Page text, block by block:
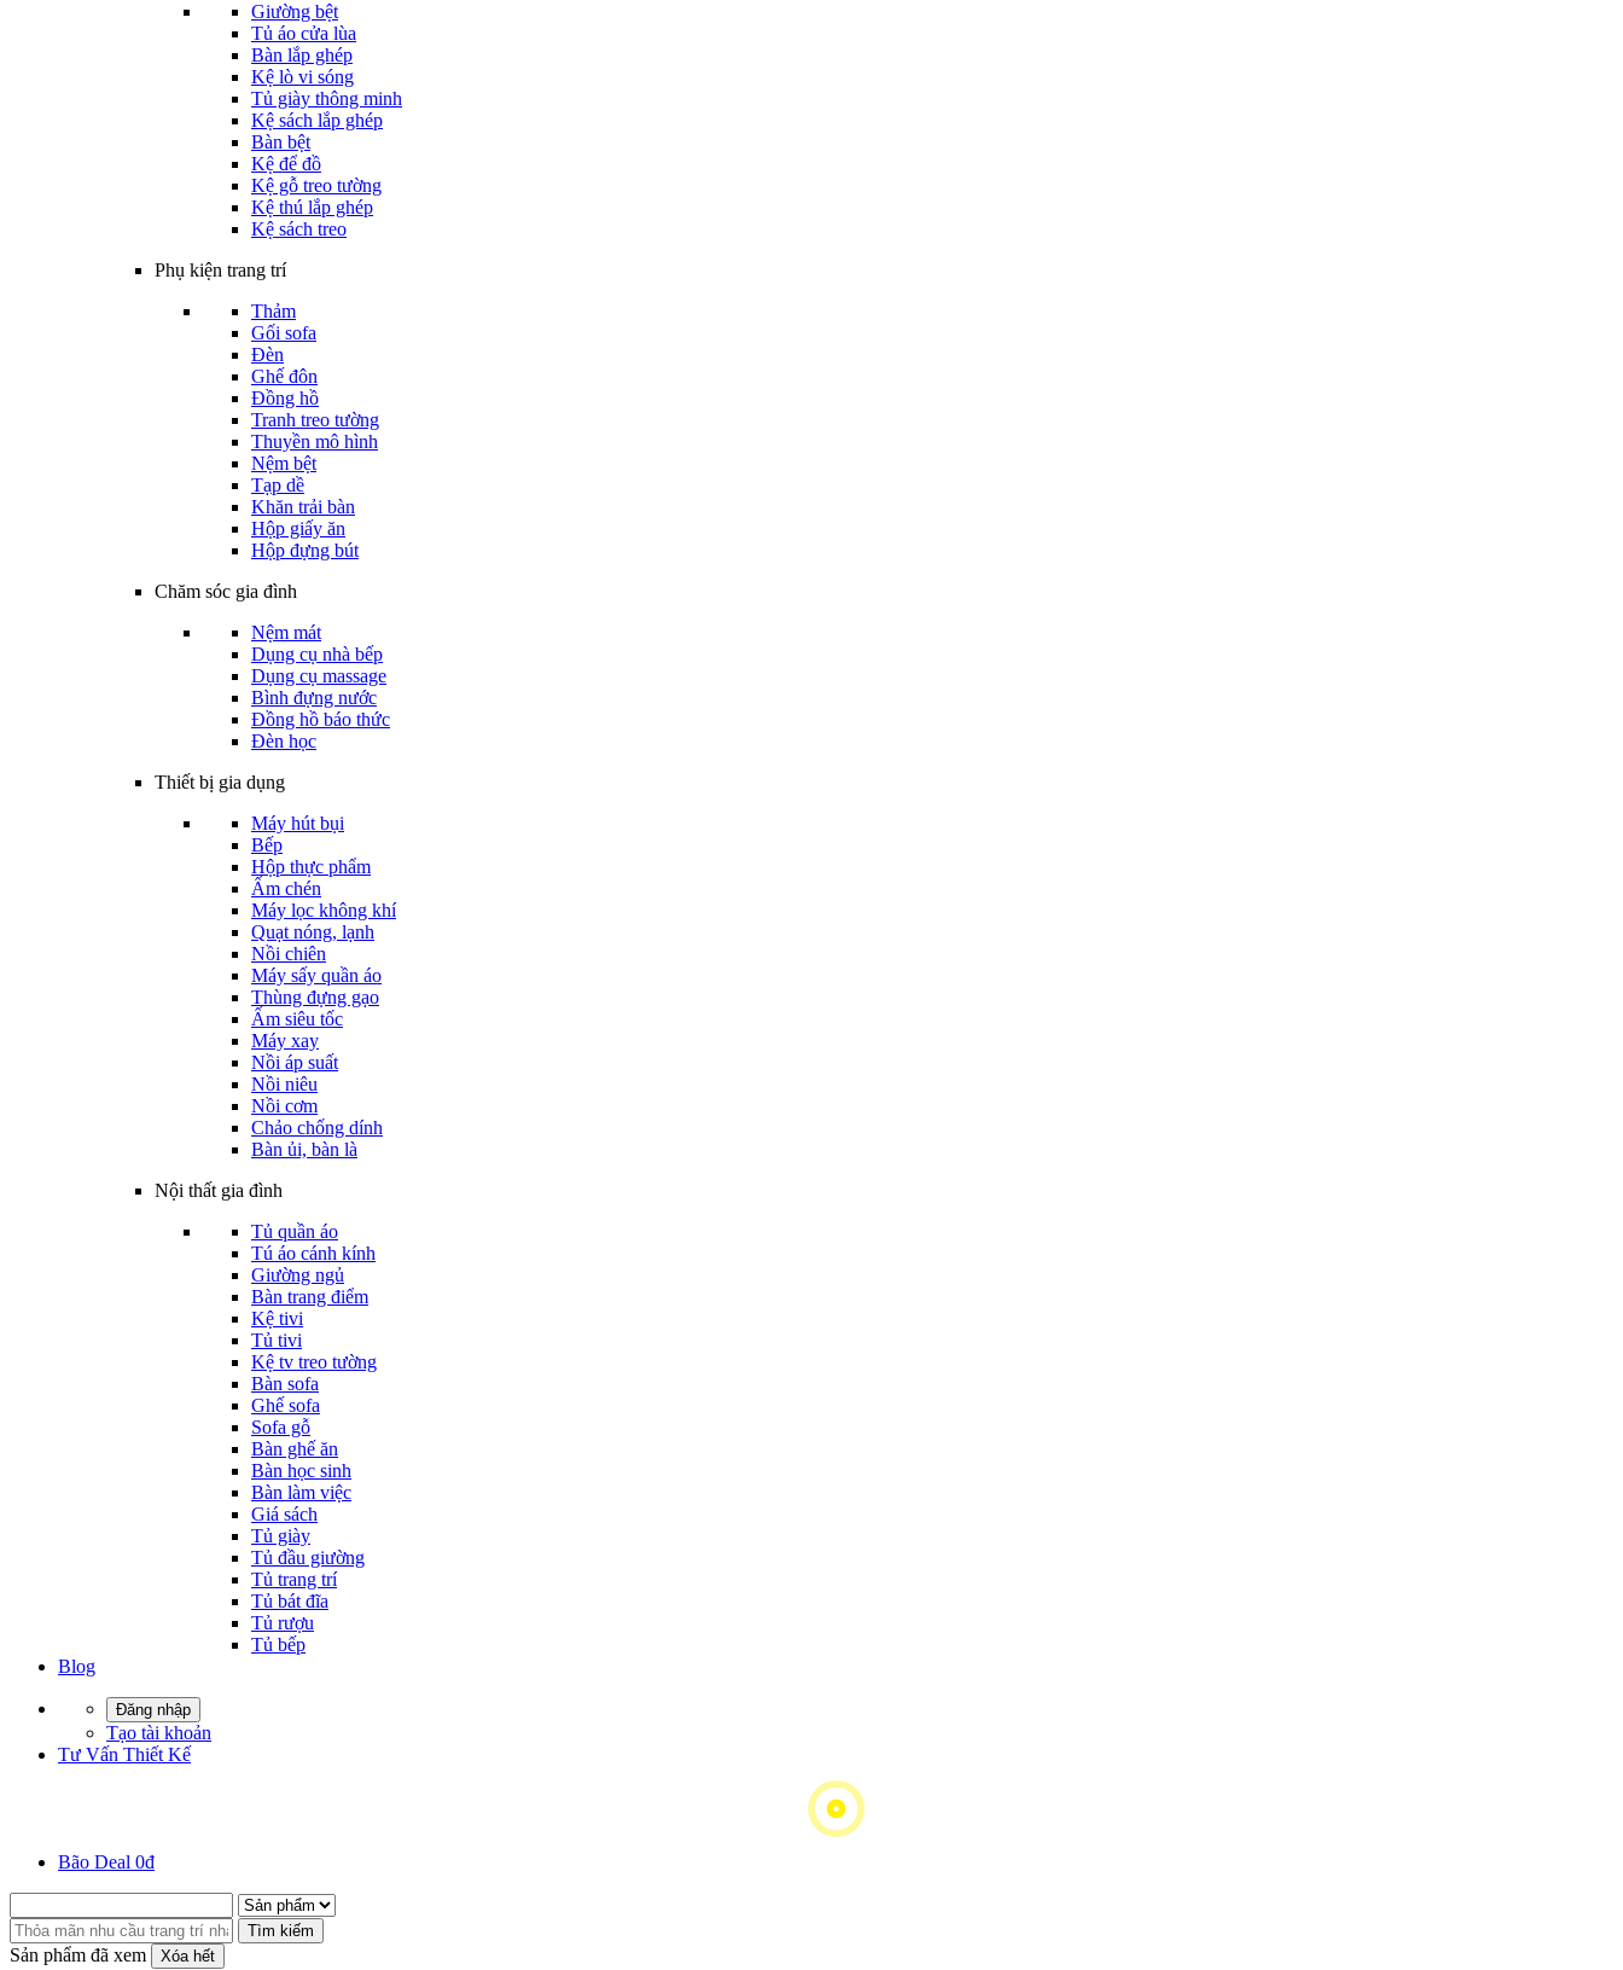
Giường bệt
Tủ áo cửa lùa
Bàn lắp ghép
Kệ lò vi sóng
Tủ giày thông minh
Kệ sách lắp ghép
Bàn bệt
Kệ để đồ
Kệ gỗ treo tường
Kệ thú lắp ghép
Kệ sách treo
Phụ kiện trang trí
Thảm
Gối sofa
Đèn
Ghế đôn
Đồng hồ
Tranh treo tường
Thuyền mô hình
Nệm bệt
Tạp dề
Khăn trải bàn
Hộp giấy ăn
Hộp đựng bút
Chăm sóc gia đình
Nệm mát
Dụng cụ nhà bếp
Dụng cụ massage
Bình đựng nước
Đồng hồ báo thức
Đèn học
Thiết bị gia dụng
Máy hút bụi
Bếp
Hộp thực phẩm
Ấm chén
Máy lọc không khí
Quạt nóng, lạnh
Nồi chiên
Máy sấy quần áo
Thùng đựng gạo
Ấm siêu tốc
Máy xay
Nồi áp suất
Nồi niêu
Nồi cơm
Chảo chống dính
Bàn ủi, bàn là
Nội thất gia đình
Tủ quần áo
Tú áo cánh kính
Giường ngủ
Bàn trang điểm
Kệ tivi
Tủ tivi
Kệ tv treo tường
Bàn sofa
Ghế sofa
Sofa gỗ
Bàn ghế ăn
Bàn học sinh
Bàn làm việc
Giá sách
Tủ giày
Tủ đầu giường
Tủ trang trí
Tủ bát đĩa
Tủ rượu
Tủ bếp
Blog
Đăng nhập
Tạo tài khoản
Tư Vấn Thiết Kế
Bão Deal 0đ
Tìm kiếm
Sản phẩm đã xem Xóa hết